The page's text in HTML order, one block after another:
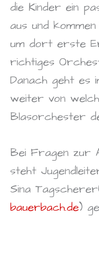
die Kinder ein
aus und
um dort erste
richtiges
Danach geht es
weiter von
Blasorchester
Bei Fragen zur
steht
Sina
bauerbach.de)